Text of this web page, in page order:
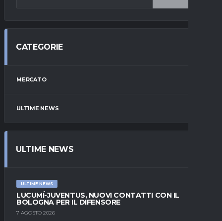
CATEGORIE
MERCATO
ULTIME NEWS
ULTIME NEWS
ULTIME NEWS
LUCUMÍ-JUVENTUS, NUOVI CONTATTI CON IL
BOLOGNA PER IL DIFENSORE
7 AGOSTO 2026